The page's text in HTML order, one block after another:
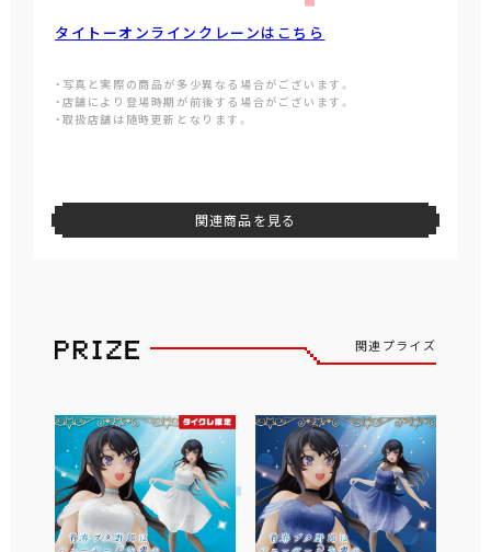
タイトーオンラインクレーンはこちら
・写真と実際の商品が多少異なる場合がございます。
・店舗により登場時期が前後する場合がございます。
・取扱店舗は随時更新となります。
関連商品を見る
関連プライズ